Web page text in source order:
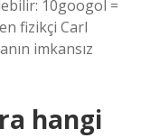
10googol =
fizikçi Carl
imkansız
hangi